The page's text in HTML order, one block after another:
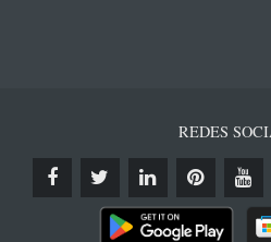
REDES